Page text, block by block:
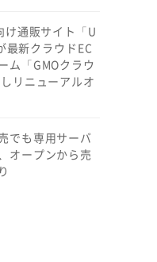
け通販サイト「U
最新クラウドEC
ム「GMOクラウ
リニューアルオ
でも専用サーバ
オープンから売